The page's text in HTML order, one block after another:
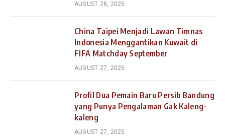
AUGUST 28, 2025
China Taipei Menjadi Lawan Timnas
Indonesia Menggantikan Kuwait di
FIFA Matchday September
AUGUST 27, 2025
Profil Dua Pemain Baru Persib Bandung
yang Punya Pengalaman Gak Kaleng-
kaleng
AUGUST 27, 2025